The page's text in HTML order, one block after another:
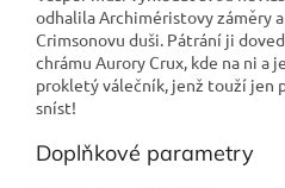
odhalila Archiméristovy záměry
Crimsonovu duši. Pátrání ji
chrámu Aurory Crux, kde na ni a
prokletý válečník, jenž touží jen
sníst!
Doplňkové parametry